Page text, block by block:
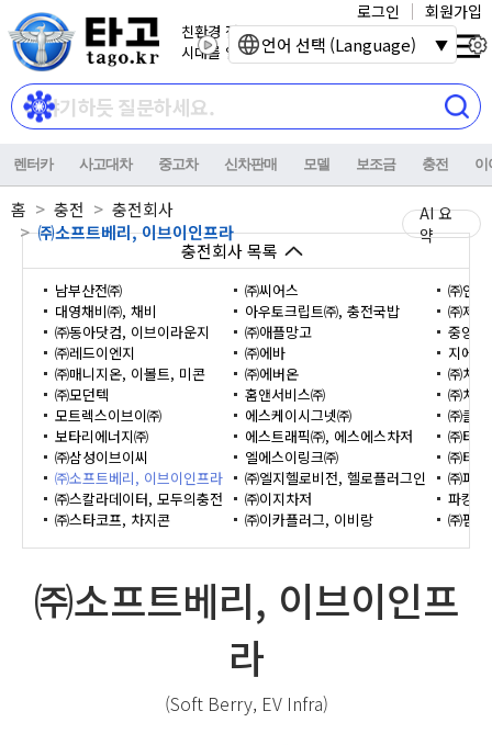
친환경 전기자동차
시대를 열어갑니다.
로그인 회원가입
렌터카 사고대차 중고차 신차판매 모델 보조금 충전 이
홈 충전
충전회사
㈜소프트베리, 이브이인프라
AI 요
약
충전회사 목록
남부산전㈜
대영채비㈜, 채비
㈜동아닷컴, 이브이라운지
㈜레드이엔지
㈜매니지온, 이볼트, 미콘
㈜모던텍
모트렉스이브이㈜
보타리에너지㈜
㈜삼성이브이씨
㈜소프트베리, 이브이인프라
㈜스칼라데이터, 모두의충전
㈜스타코프, 차지콘
㈜씨어스
아우토크립트㈜, 충전국밥
㈜애플망고
㈜에바
㈜에버온
홈앤서비스㈜
에스케이시그넷㈜
에스트래픽㈜, 에스에스차저
엘에스이링크㈜
㈜엘지헬로비전, 헬로플러그인
㈜이지차저
㈜이카플러그, 이비랑
㈜인
㈜제
중앙
지에
㈜차지
㈜차
㈜클
㈜타
㈜티
㈜파
파킹
㈜펌
㈜소프트베리, 이브이인프
라
(Soft Berry, EV Infra)
언어 선택 (Language)